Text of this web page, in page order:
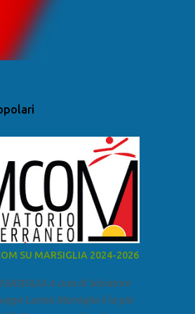
SU MARSIGLIA 2024-2026
A cura di Salvatore
Lumia Marsiglia è la più